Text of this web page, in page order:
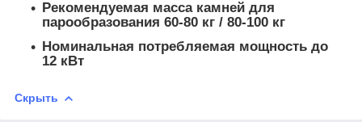
Рекомендуемая масса камней для
парообразования 60-80 кг / 80-100 кг
Номинальная потребляемая мощность до
12 кВт
Скрыть